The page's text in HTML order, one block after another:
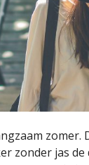
zomer.
zonder jas